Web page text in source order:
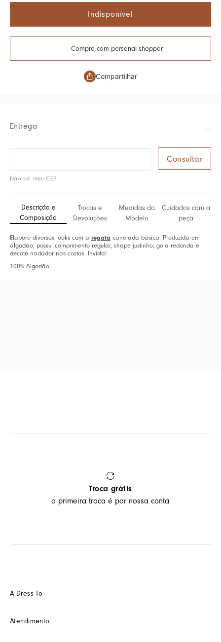
Indisponível
Compre com personal shopper
Compartilhar
Entrega
Não sei meu CEP
Descrição e
Composição
Trocas e
Devoluções
Medidas da
Modelo
Cuidados com a
peça
Elabore diversos looks com a regata canelada básica. Produzida em
algodão, possui comprimento regular, shape justinho, gola redonda e
decote nadador nas costas. Invista!
100% Algodão
Troca grátis
a primeira troca é por nossa conta
A Dress To
Futuro
Atendimento